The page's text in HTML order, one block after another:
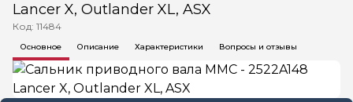
Lancer X, Outlander XL, ASX
Код: 11484
Основное Описание Характеристики Вопросы и отзывы